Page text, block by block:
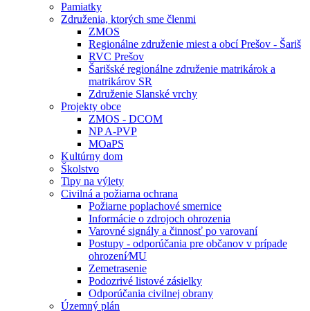
Pamiatky
Združenia, ktorých sme členmi
ZMOS
Regionálne združenie miest a obcí Prešov - Šariš
RVC Prešov
Šarišské regionálne združenie matrikárok a
matrikárov SR
Združenie Slanské vrchy
Projekty obce
ZMOS - DCOM
NP A-PVP
MOaPS
Kultúrny dom
Školstvo
Tipy na výlety
Civilná a požiarna ochrana
Požiarne poplachové smernice
Informácie o zdrojoch ohrozenia
Varovné signály a činnosť po varovaní
Postupy - odporúčania pre občanov v prípade
ohrození⁄MU
Zemetrasenie
Podozrivé listové zásielky
Odporúčania civilnej obrany
Územný plán